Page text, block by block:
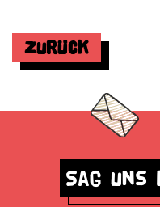
Zurück
Sag uns